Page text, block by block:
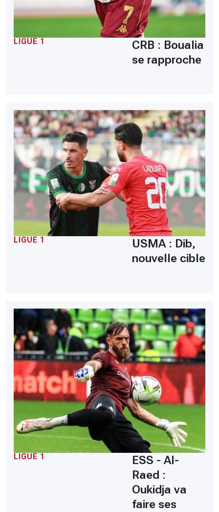
LIGUE 1
CRB : Boualia
se rapproche
LIGUE 1
USMA : Dib,
nouvelle cible
LIGUE 1
ESS - Al-
Raed :
Oukidja va
faire ses